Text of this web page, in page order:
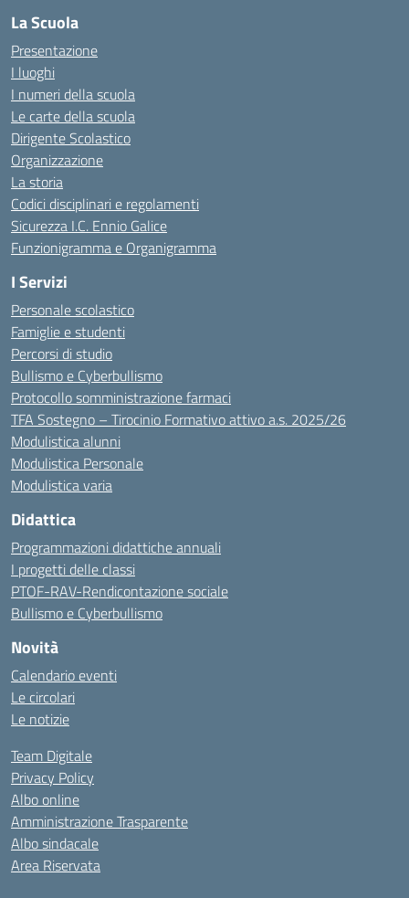
La Scuola
Presentazione
I luoghi
I numeri della scuola
Le carte della scuola
Dirigente Scolastico
Organizzazione
La storia
Codici disciplinari e regolamenti
Sicurezza I.C. Ennio Galice
Funzionigramma e Organigramma
I Servizi
Personale scolastico
Famiglie e studenti
Percorsi di studio
Bullismo e Cyberbullismo
Protocollo somministrazione farmaci
TFA Sostegno – Tirocinio Formativo attivo a.s. 2025/26
Modulistica alunni
Modulistica Personale
Modulistica varia
Didattica
Programmazioni didattiche annuali
I progetti delle classi
PTOF-RAV-Rendicontazione sociale
Bullismo e Cyberbullismo
Novità
Calendario eventi
Le circolari
Le notizie
Team Digitale
Privacy Policy
Albo online
Amministrazione Trasparente
Albo sindacale
Area Riservata